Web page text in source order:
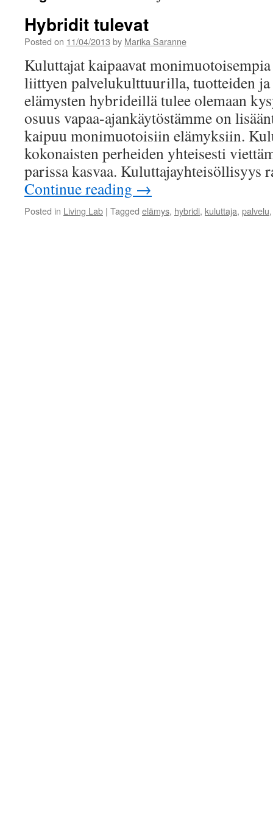
Hybridit tulevat
Posted on 11/04/2013 by Marika Saranne
Kuluttajat kaipaavat
liittyen palvelukulttuurilla, tuotteiden ja
elämysten hybrideillä tulee olemaan
osuus vapaa-ajankäytöstämme on
kaipuu monimuotoisiin elämyksiin.
kokonaisten perheiden yhteisesti
parissa kasvaa. Kuluttajayhteisöllisyys
Continue reading →
Posted in Living Lab | Tagged elämys, hybridi, kuluttaja, palvelu